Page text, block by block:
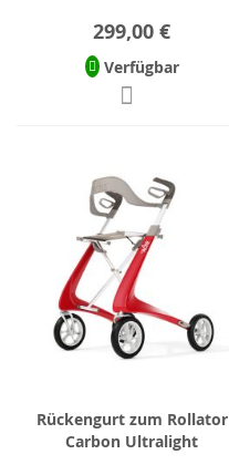
299,00 €
Verfügbar
Rückengurt zum Rollator
Carbon Ultralight